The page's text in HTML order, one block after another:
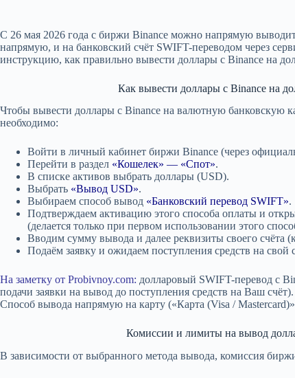
С 26 мая 2026 года с биржи Binance можно напрямую
напрямую, и на банковский счёт SWIFT-переводом через
инструкцию, как правильно вывести доллары с Binance на
Как вывести доллары с Binance на
Чтобы вывести доллары с Binance на валютную банковскую
необходимо:
Войти в личный кабинет биржи Binance (через
Перейти в раздел «Кошелек» — «Спот».
В списке активов выбрать доллары (USD).
Выбрать «Вывод USD».
Выбираем способ вывод «Банковский перевод SWIFT».
Подтверждаем активацию этого способа оплаты и
(делается только при первом использовании этого
Вводим сумму вывода и далее реквизиты своего счёта
Подаём заявку и ожидаем поступления средств на свой
На заметку от Probivnoy.com: долларовый SWIFT-перевод с
подачи заявки на вывод до поступления средств на Ваш счёт).
Способ вывода напрямую на карту («Карта (Visa /
Комиссии и лимиты на вывод
В зависимости от выбранного метода вывода, комиссия